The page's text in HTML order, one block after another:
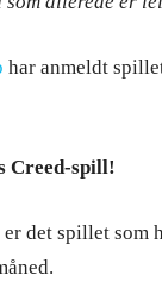
har anmeldt
Creed-spill!
det spillet